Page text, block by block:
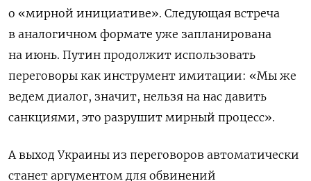
о «мирной инициативе». Следующая встреча
в аналогичном формате уже запланирована
на июнь. Путин продолжит использовать
переговоры как инструмент имитации: «Мы же
ведем диалог, значит, нельзя на нас давить
санкциями, это разрушит мирный процесс».
А выход Украины из переговоров автоматически
станет аргументом для обвинений